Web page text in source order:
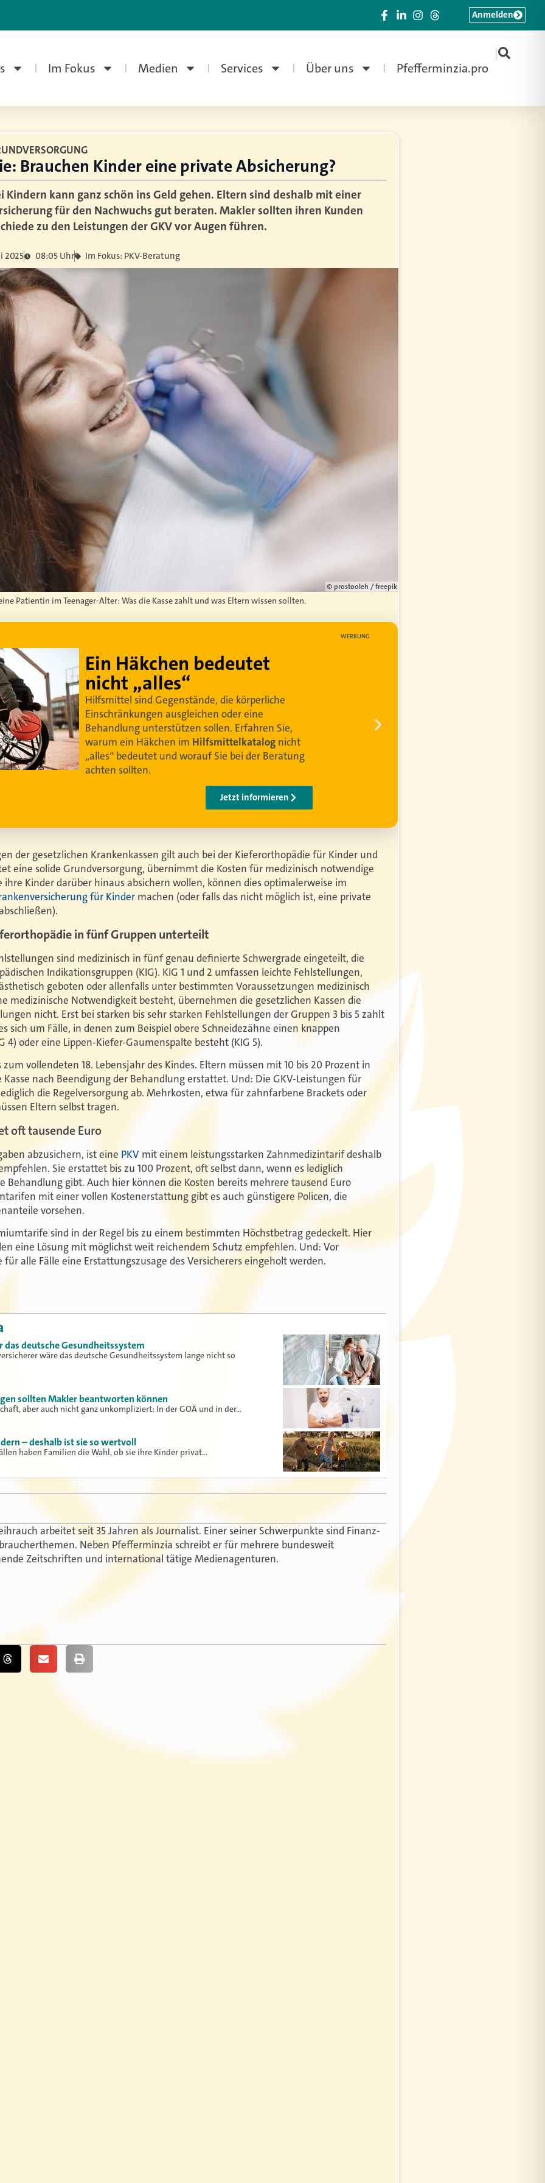
Im Fokus Medien Services Über uns Pfefferminzia.pro
|
Anmelden
Brauchen Kinder eine private Absicherung?
kann ganz schön ins Geld gehen. Eltern sind deshalb mit einer
für den Nachwuchs gut beraten. Makler sollten ihren Kunden
zu den Leistungen der GKV vor Augen führen.
2025 08:05 Uhr Im Fokus: PKV-Beratung
© prostooleh / freepik
Patientin im Teenager-Alter: Was die Kasse zahlt und was Eltern wissen sollten.
Kostenfallen vermeiden
DieGebührenordnung für Ärzte (GOÄ)
Gebührenordnung für Zahnärzte (GOZ)bilden die
Grundlage für alle privatärztlichen Abrechnungen
in Deutschland. Mit PKV-Tarifen ohne Begrenzung
der Gebührenordnung schützen Sie Ihre Kunden
vor Kostenfallen.
Jetzt informieren
der gesetzlichen Krankenkassen gilt auch bei der Kieferorthopädie für Kinder und
eine solide Grundversorgung, übernimmt die Kosten für medizinisch notwendige
ihre Kinder darüber hinaus absichern wollen, können dies optimalerweise im
für Kinder machen (oder falls das nicht möglich ist, eine private
in fünf Gruppen unterteilt
sind medizinisch in fünf genau definierte Schwergrade eingeteilt, die
Indikationsgruppen (KIG). KIG 1 und 2 umfassen leichte Fehlstellungen,
geboten oder allenfalls unter bestimmten Voraussetzungen medizinisch
medizinische Notwendigkeit besteht, übernehmen die gesetzlichen Kassen die
nicht. Erst bei starken bis sehr starken Fehlstellungen der Gruppen 3 bis 5 zahlt
sich um Fälle, in denen zum Beispiel obere Schneidezähne einen knappen
4) oder eine Lippen-Kiefer-Gaumenspalte besteht (KIG 5).
vollendeten 18. Lebensjahr des Kindes. Eltern müssen mit 10 bis 20 Prozent in
nach Beendigung der Behandlung erstattet. Und: Die GKV-Leistungen für
die Regelversorgung ab. Mehrkosten, etwa für zahnfarbene Brackets oder
Eltern selbst tragen.
oft tausende Euro
abzusichern, ist eine PKV mit einem leistungsstarken Zahnmedizintarif deshalb
Sie erstattet bis zu 100 Prozent, oft selbst dann, wenn es lediglich
Behandlung gibt. Auch hier können die Kosten bereits mehrere tausend Euro
mit einer vollen Kostenerstattung gibt es auch günstigere Policen, die
vorsehen.
sind in der Regel bis zu einem bestimmten Höchstbetrag gedeckelt. Hier
eine Lösung mit möglichst weit reichendem Schutz empfehlen. Und: Vor
alle Fälle eine Erstattungszusage des Versicherers eingeholt werden.
das deutsche Gesundheitssystem
wäre das deutsche Gesundheitssystem lange nicht so
sollten Makler beantworten können
aber auch nicht ganz unkompliziert: In der GOÄ und in der…
– deshalb ist sie so wertvoll
haben Familien die Wahl, ob sie ihre Kinder privat…
arbeitet seit 35 Jahren als Journalist. Einer seiner Schwerpunkte sind Finanz-
Neben Pfefferminzia schreibt er für mehrere bundesweit
Zeitschriften und international tätige Medienagenturen.